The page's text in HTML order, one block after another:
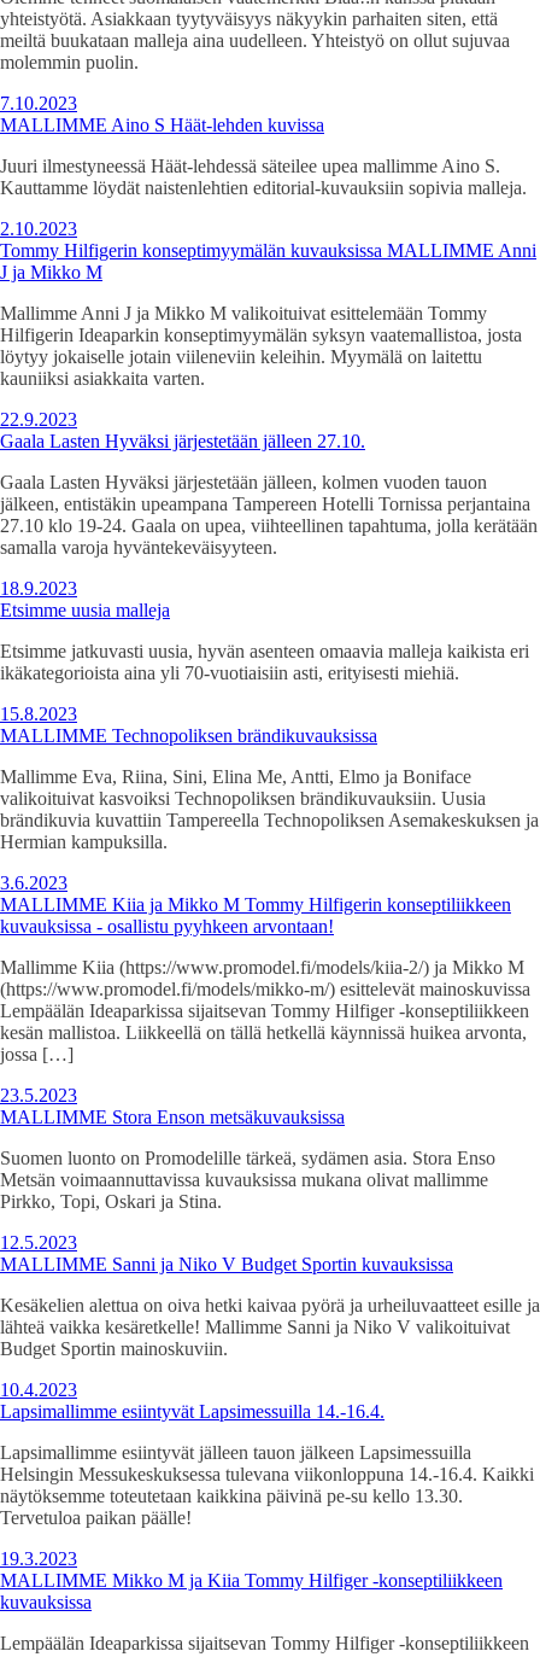
yhteistyötä. Asiakkaan tyytyväisyys näkyykin parhaiten siten, että
meiltä buukataan malleja aina uudelleen. Yhteistyö on ollut sujuvaa
molemmin puolin.
7.10.2023
MALLIMME Aino S Häät-lehden kuvissa
Juuri ilmestyneessä Häät-lehdessä säteilee upea mallimme Aino S.
Kauttamme löydät naistenlehtien editorial-kuvauksiin sopivia malleja.
2.10.2023
Tommy Hilfigerin konseptimyymälän kuvauksissa MALLIMME Anni
J ja Mikko M
Mallimme Anni J ja Mikko M valikoituivat esittelemään Tommy
Hilfigerin Ideaparkin konseptimyymälän syksyn vaatemallistoa, josta
löytyy jokaiselle jotain viileneviin keleihin. Myymälä on laitettu
kauniiksi asiakkaita varten.
22.9.2023
Gaala Lasten Hyväksi järjestetään jälleen 27.10.
Gaala Lasten Hyväksi järjestetään jälleen, kolmen vuoden tauon
jälkeen, entistäkin upeampana Tampereen Hotelli Tornissa perjantaina
27.10 klo 19-24. Gaala on upea, viihteellinen tapahtuma, jolla kerätään
samalla varoja hyväntekeväisyyteen.
18.9.2023
Etsimme uusia malleja
Etsimme jatkuvasti uusia, hyvän asenteen omaavia malleja kaikista eri
ikäkategorioista aina yli 70-vuotiaisiin asti, erityisesti miehiä.
15.8.2023
MALLIMME Technopoliksen brändikuvauksissa
Mallimme Eva, Riina, Sini, Elina Me, Antti, Elmo ja Boniface
valikoituivat kasvoiksi Technopoliksen brändikuvauksiin. Uusia
brändikuvia kuvattiin Tampereella Technopoliksen Asemakeskuksen ja
Hermian kampuksilla.
3.6.2023
MALLIMME Kiia ja Mikko M Tommy Hilfigerin konseptiliikkeen
kuvauksissa - osallistu pyyhkeen arvontaan!
Mallimme Kiia (https://www.promodel.fi/models/kiia-2/) ja Mikko M
(https://www.promodel.fi/models/mikko-m/) esittelevät mainoskuvissa
Lempäälän Ideaparkissa sijaitsevan Tommy Hilfiger -konseptiliikkeen
kesän mallistoa. Liikkeellä on tällä hetkellä käynnissä huikea arvonta,
jossa […]
23.5.2023
MALLIMME Stora Enson metsäkuvauksissa
Suomen luonto on Promodelille tärkeä, sydämen asia. Stora Enso
Metsän voimaannuttavissa kuvauksissa mukana olivat mallimme
Pirkko, Topi, Oskari ja Stina.
12.5.2023
MALLIMME Sanni ja Niko V Budget Sportin kuvauksissa
Kesäkelien alettua on oiva hetki kaivaa pyörä ja urheiluvaatteet esille ja
lähteä vaikka kesäretkelle! Mallimme Sanni ja Niko V valikoituivat
Budget Sportin mainoskuviin.
10.4.2023
Lapsimallimme esiintyvät Lapsimessuilla 14.-16.4.
Lapsimallimme esiintyvät jälleen tauon jälkeen Lapsimessuilla
Helsingin Messukeskuksessa tulevana viikonloppuna 14.-16.4. Kaikki
näytöksemme toteutetaan kaikkina päivinä pe-su kello 13.30.
Tervetuloa paikan päälle!
19.3.2023
MALLIMME Mikko M ja Kiia Tommy Hilfiger -konseptiliikkeen
kuvauksissa
Lempäälän Ideaparkissa sijaitsevan Tommy Hilfiger -konseptiliikkeen